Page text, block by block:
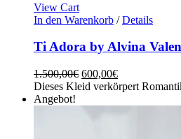
View Cart
In den Warenkorb / Details
Ti Adora by Alvina
1.500,00€ 600,00€
Dieses Kleid verkörpert
Angebot!